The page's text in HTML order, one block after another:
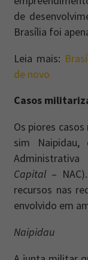
de
Brasília foi
Leia mais:
de novo
Casos
Os piores
sim
Capital–
recursos nas
envolvido em
Naipidau